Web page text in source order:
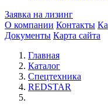
Заявка на лизинг
О компании Контакты
Документы Карта сайта
Главная
Каталог
Спецтехника
REDSTAR